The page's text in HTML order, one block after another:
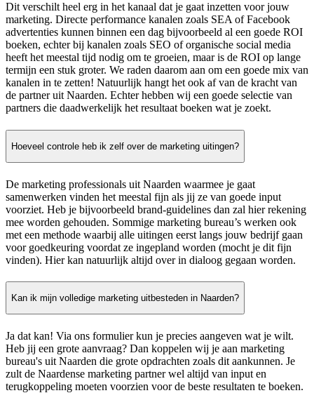
Dit verschilt heel erg in het kanaal dat je gaat inzetten voor jouw
marketing. Directe performance kanalen zoals SEA of Facebook
advertenties kunnen binnen een dag bijvoorbeeld al een goede ROI
boeken, echter bij kanalen zoals SEO of organische social media
heeft het meestal tijd nodig om te groeien, maar is de ROI op lange
termijn een stuk groter. We raden daarom aan om een goede mix van
kanalen in te zetten! Natuurlijk hangt het ook af van de kracht van
de partner uit Naarden. Echter hebben wij een goede selectie van
partners die daadwerkelijk het resultaat boeken wat je zoekt.
Hoeveel controle heb ik zelf over de marketing uitingen?
De marketing professionals uit Naarden waarmee je gaat
samenwerken vinden het meestal fijn als jij ze van goede input
voorziet. Heb je bijvoorbeeld brand-guidelines dan zal hier rekening
mee worden gehouden. Sommige marketing bureau’s werken ook
met een methode waarbij alle uitingen eerst langs jouw bedrijf gaan
voor goedkeuring voordat ze ingepland worden (mocht je dit fijn
vinden). Hier kan natuurlijk altijd over in dialoog gegaan worden.
Kan ik mijn volledige marketing uitbesteden in Naarden?
Ja dat kan! Via ons formulier kun je precies aangeven wat je wilt.
Heb jij een grote aanvraag? Dan koppelen wij je aan marketing
bureau's uit Naarden die grote opdrachten zoals dit aankunnen. Je
zult de Naardense marketing partner wel altijd van input en
terugkoppeling moeten voorzien voor de beste resultaten te boeken.